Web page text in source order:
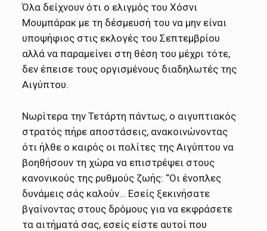
Όλα δείχνουν ότι ο ελιγμός του Χόσνι
Μουμπάρακ με τη δέσμευσή του να μην είναι
υποψήφιος στις εκλογές του Σεπτεμβρίου
αλλά να παραμείνει στη θέση του μέχρι τότε,
δεν έπεισε τους οργισμένους διαδηλωτές της
Αιγύπτου.
Νωρίτερα την Τετάρτη πάντως, ο αιγυπτιακός
στρατός πήρε αποστάσεις, ανακοινώνοντας
ότι ήλθε ο καιρός οι πολίτες της Αιγύπτου να
βοηθήσουν τη χώρα να επιστρέψει στους
κανονικούς της ρυθμούς ζωής: “Οι ένοπλες
δυνάμεις σάς καλούν… Εσείς ξεκινήσατε
βγαίνοντας στους δρόμους για να εκφράσετε
τα αιτήματά σας, εσείς είστε αυτοί που